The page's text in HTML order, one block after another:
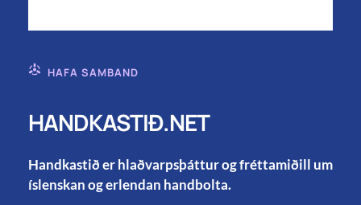
HAFA SAMBAND
HANDKASTIÐ.NET
Handkastið er hlaðvarpsþáttur og fréttamiðill um
íslenskan og erlendan handbolta.